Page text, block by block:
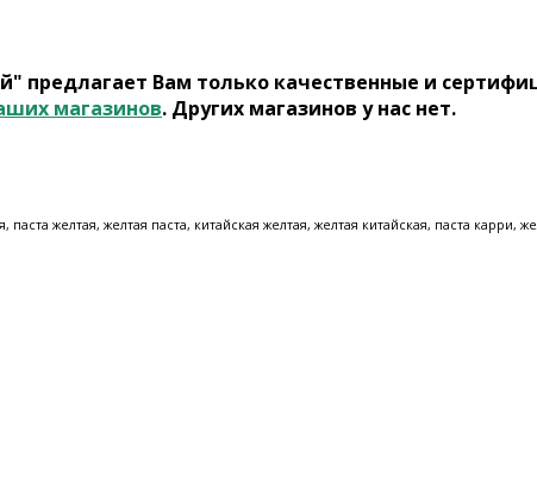
предлагает Вам только качественные и
магазинов. Других магазинов у нас нет.
желтая, желтая паста, китайская желтая, желтая китайская, паста карри,